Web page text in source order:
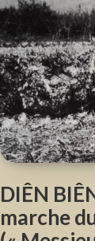
DIÊN
marche